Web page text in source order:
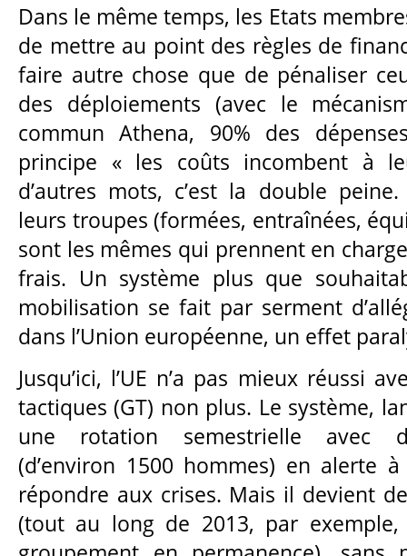
Dans le même temps, les Etats
de mettre au point des règles de
faire autre chose que de pénaliser
des déploiements (avec le
commun Athena, 90% des
principe « les coûts incombent à
d’autres mots, c’est la double
leurs troupes (formées, entraînées,
sont les mêmes qui prennent en
frais. Un système plus que
mobilisation se fait par serment
dans l’Union européenne, un effet
Jusqu’ici, l’UE n’a pas mieux réussi
tactiques (GT) non plus. Le système,
une rotation semestrielle avec
(d’environ 1500 hommes) en alerte
répondre aux crises. Mais il devient
(tout au long de 2013, par exemple,